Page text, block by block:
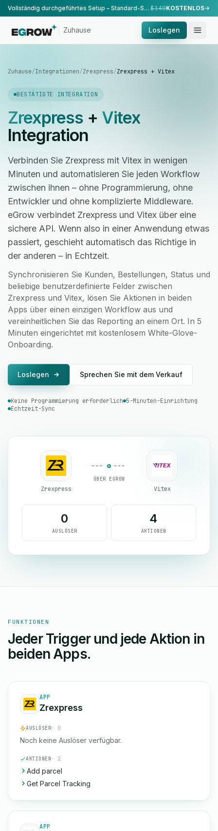
Vollständig durchgeführtes Setup – Standard-Setup, durchgeführt von unserem Team. $149KOSTENLOS
Zuhause Loslegen
Zuhause/Integrationen/Zrexpress/Zrexpress + Vitex
BESTÄTIGTE INTEGRATION
Zrexpress+ Vitex
Integration
Verbinden Sie Zrexpress mit Vitex in wenigen
Minuten und automatisieren Sie jeden Workflow
zwischen ihnen – ohne Programmierung, ohne
Entwickler und ohne komplizierte Middleware.
eGrow verbindet Zrexpress und Vitex über eine
sichere API. Wenn also in einer Anwendung etwas
passiert, geschieht automatisch das Richtige in
der anderen – in Echtzeit.
Synchronisieren Sie Kunden, Bestellungen, Status und
beliebige benutzerdefinierte Felder zwischen
Zrexpress und Vitex, lösen Sie Aktionen in beiden
Apps über einen einzigen Workflow aus und
vereinheitlichen Sie das Reporting an einem Ort. In 5
Minuten eingerichtet mit kostenlosem White-Glove-
Onboarding.
Loslegen Sprechen Sie mit dem Verkauf
Keine Programmierung erforderlich 5-Minuten-Einrichtung
Echtzeit-Sync
Zrexpress
ÜBER EGROW
Vitex
0
AUSLÖSER
4
AKTIONEN
FUNKTIONEN
Jeder Trigger und jede Aktion in
beiden Apps.
APP
Zrexpress
AUSLÖSER· 0
Noch keine Auslöser verfügbar.
AKTIONEN · 2
Add parcel
Get Parcel Tracking
APP